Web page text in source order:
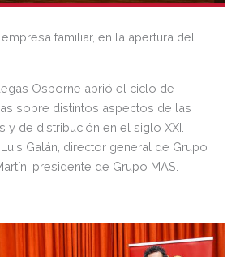
familiar, en la apertura del
Osborne abrió el ciclo de
sobre distintos aspectos de las
y de distribución en el siglo XXI.
Galán, director general de Grupo
presidente de Grupo MAS.